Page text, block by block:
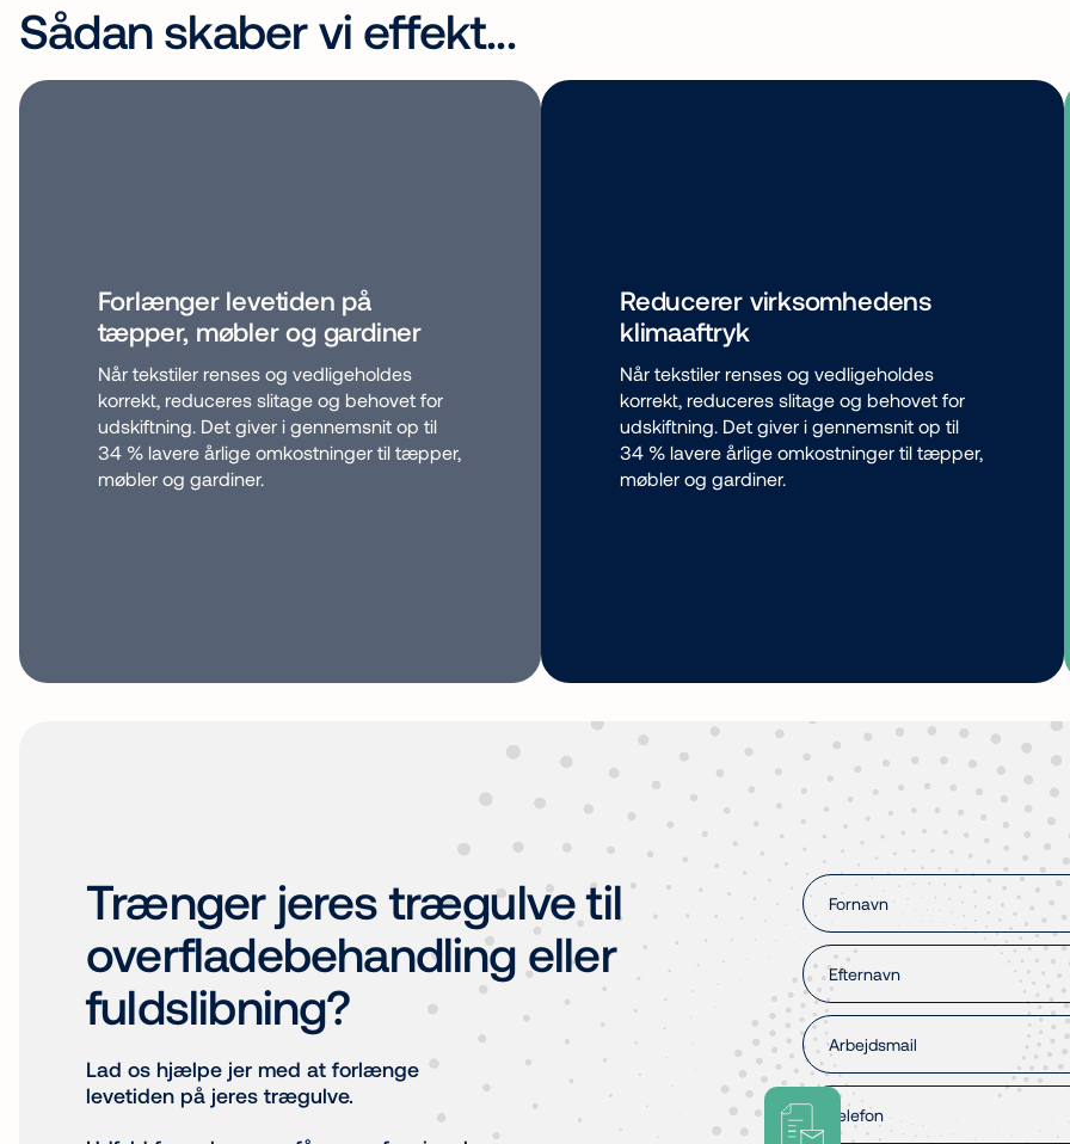
Sådan skaber vi effekt...
Forlænger levetiden på
tæpper, møbler og gardiner
Når tekstiler renses og vedligeholdes
korrekt, reduceres slitage og behovet for
udskiftning. Det giver i gennemsnit op til
34 % lavere årlige omkostninger til tæpper,
møbler og gardiner.
Reducerer virksomhedens
klimaaftryk
Når tekstiler renses og vedligeholdes
korrekt, reduceres slitage og behovet for
udskiftning. Det giver i gennemsnit op til
34 % lavere årlige omkostninger til tæpper,
møbler og gardiner.
Trænger jerestrægulve til
overfladebehandling eller
fuldslibning?
Lad os hjælpe jer med at forlænge
levetiden på jeres trægulve.